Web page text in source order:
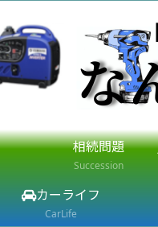
相続問題
Succession
カーライフ
CarLife